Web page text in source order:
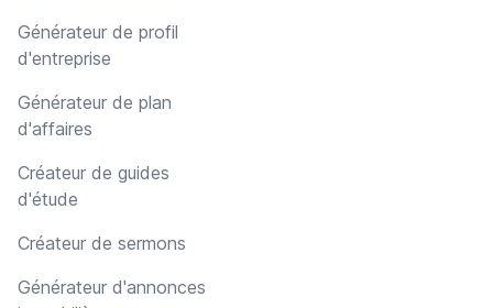
Générateur de profil
d'entreprise
Générateur de plan
d'affaires
Créateur de guides
d'étude
Créateur de sermons
Générateur d'annonces